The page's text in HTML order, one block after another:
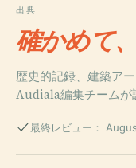
出典
確かめて
歴史的記録、建築ア
Audiala編集チームが
最終レビュー：